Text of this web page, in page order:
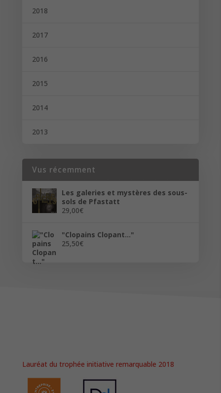
2018
2017
2016
2015
2014
2013
Vus récemment
Les galeries et mystères des sous-
sols de Pfastatt
29,00€
"Clopains Clopant..."
25,50€
Lauréat du trophée initiative remarquable 2018